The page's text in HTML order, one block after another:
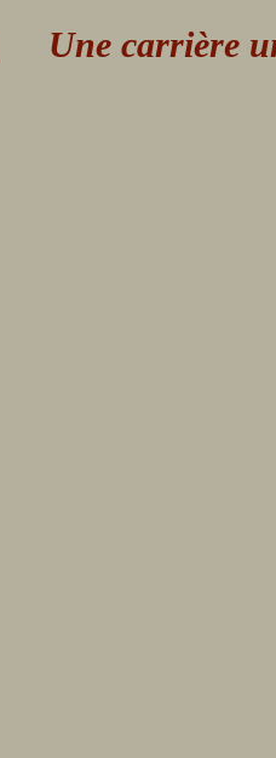
Une carrière